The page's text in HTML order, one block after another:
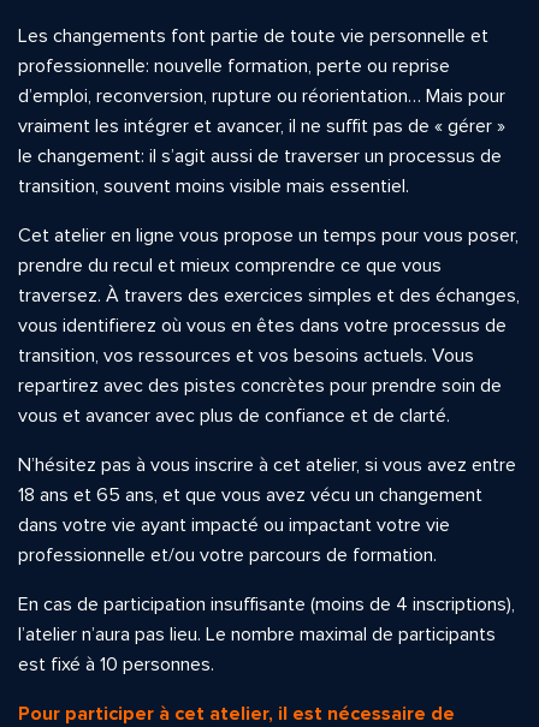
Les changements font partie de toute vie personnelle et
professionnelle: nouvelle formation, perte ou reprise
d’emploi, reconversion, rupture ou réorientation… Mais pour
vraiment les intégrer et avancer, il ne suffit pas de « gérer »
le changement: il s’agit aussi de traverser un processus de
transition, souvent moins visible mais essentiel.
Cet atelier en ligne vous propose un temps pour vous poser,
prendre du recul et mieux comprendre ce que vous
traversez. À travers des exercices simples et des échanges,
vous identifierez où vous en êtes dans votre processus de
transition, vos ressources et vos besoins actuels. Vous
repartirez avec des pistes concrètes pour prendre soin de
vous et avancer avec plus de confiance et de clarté.
N’hésitez pas à vous inscrire à cet atelier, si vous avez entre
18 ans et 65 ans, et que vous avez vécu un changement
dans votre vie ayant impacté ou impactant votre vie
professionnelle et/ou votre parcours de formation.
En cas de participation insuffisante (moins de 4 inscriptions),
l’atelier n’aura pas lieu. Le nombre maximal de participants
est fixé à 10 personnes.
Pour participer à cet atelier, il est nécessaire de